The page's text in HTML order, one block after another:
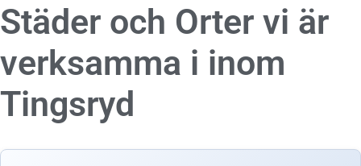
Städer och Orter vi är
verksamma i inom
Tingsryd